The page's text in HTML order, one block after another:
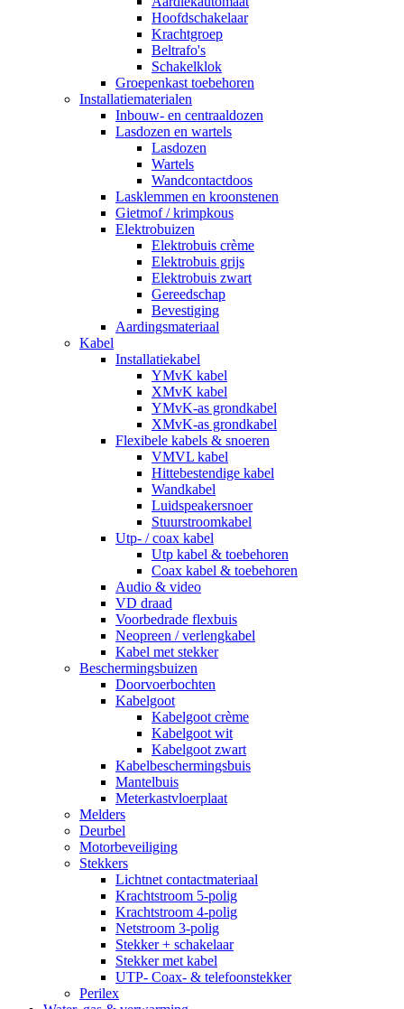
Hoofdschakelaar
Krachtgroep
Beltrafo's
Schakelklok
Groepenkast toebehoren
Installatiematerialen
Inbouw- en centraaldozen
Lasdozen en wartels
Lasdozen
Wartels
Wandcontactdoos
Lasklemmen en kroonstenen
Gietmof / krimpkous
Elektrobuizen
Elektrobuis crème
Elektrobuis grijs
Elektrobuis zwart
Gereedschap
Bevestiging
Aardingsmateriaal
Kabel
Installatiekabel
YMvK kabel
XMvK kabel
YMvK-as grondkabel
XMvK-as grondkabel
Flexibele kabels & snoeren
VMVL kabel
Hittebestendige kabel
Wandkabel
Luidspeakersnoer
Stuurstroomkabel
Utp- / coax kabel
Utp kabel & toebehoren
Coax kabel & toebehoren
Audio & video
VD draad
Voorbedrade flexbuis
Neopreen / verlengkabel
Kabel met stekker
Beschermingsbuizen
Doorvoerbochten
Kabelgoot
Kabelgoot crème
Kabelgoot wit
Kabelgoot zwart
Kabelbeschermingsbuis
Mantelbuis
Meterkastvloerplaat
Melders
Deurbel
Motorbeveiliging
Stekkers
Lichtnet contactmateriaal
Krachtstroom 5-polig
Krachtstroom 4-polig
Netstroom 3-polig
Stekker + schakelaar
Stekker met kabel
UTP- Coax- & telefoonstekker
Perilex